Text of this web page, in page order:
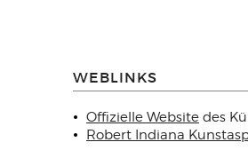
WEBLINKS
Offizielle Website des
Robert Indiana